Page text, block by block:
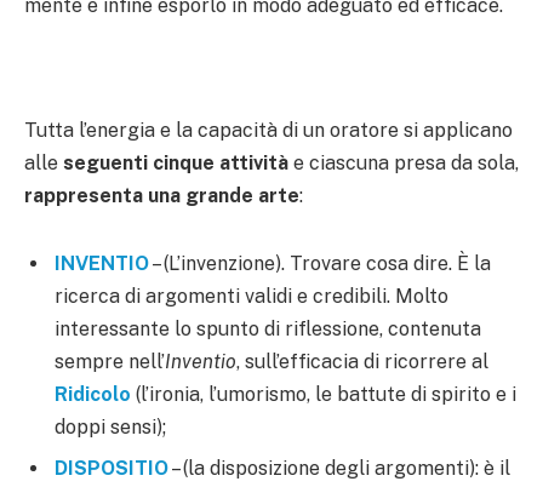
mente e infine esporlo in modo adeguato ed efficace.
Tutta l’energia e la capacità di un oratore si applicano
alle seguenti cinque attività e ciascuna presa da sola,
rappresenta una grande arte:
INVENTIO– (L’invenzione). Trovare cosa dire. È la
ricerca di argomenti validi e credibili. Molto
interessante lo spunto di riflessione, contenuta
sempre nell’Inventio, sull’efficacia di ricorrere al
Ridicolo (l’ironia, l’umorismo, le battute di spirito e i
doppi sensi);
DISPOSITIO– (la disposizione degli argomenti): è il